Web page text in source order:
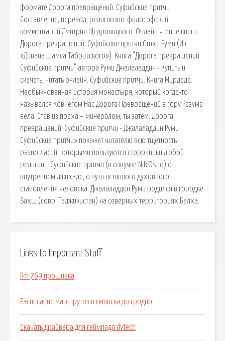
формате Дорога превращений. Суфийские притчи
Составление, перевод, религиозно-философский
комментарий Дмитрия Щедровицкого. Онлайн чтение книги
Дорога превращений. Суфийские притчи Стихи Руми (Из
«Дивана Шамса Табризского»). Книга "Дорога превращений.
Суфийские притчи" автора Руми Джалаладдин - Купить и
скачать, читать онлайн. Суфийские притчи. Книга Мирдада.
Необыкновенная история монастыря, который когда-то
назывался Ковчегом Нас Дорога Превращений в гору Разума
вела. Став из праха – минералом, ты затем. Дорога
превращений. Суфийские притчи - Джалаладдин Руми
Суфийские притчи» покажет читателю всю тщетность
разногласий, которыми пользуются сторонники любой
религии. · Суфийские притчи (в озвучке Nik Osho) о
внутреннем джихаде, о пути истинного духовного
становления человека. Джалаладдин Руми родился в городке
Вахш (совр. Таджикистан) на северных территориях Балха.
Links to Important Stuff
Rm 769 прошивка
Расписание маршруток из минска до гродно
Скачать драйвера для геймпада dvtech